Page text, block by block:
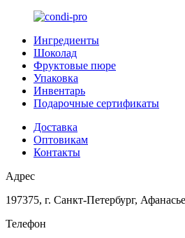
Ингредиенты
Шоколад
Фруктовые пюре
Упаковка
Инвентарь
Подарочные сертификаты
Доставка
Оптовикам
Контакты
Адрес
197375, г. Санкт-Петербург,
Телефон